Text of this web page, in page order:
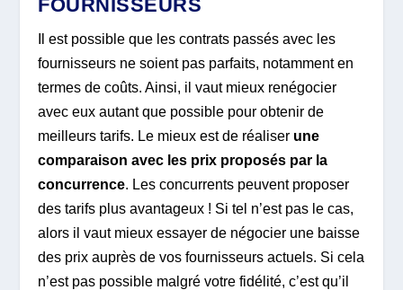
FOURNISSEURS
Il est possible que les contrats passés avec les
fournisseurs ne soient pas parfaits, notamment en
termes de coûts. Ainsi, il vaut mieux renégocier
avec eux autant que possible pour obtenir de
meilleurs tarifs. Le mieux est de réaliser une
comparaison avec les prix proposés par la
concurrence. Les concurrents peuvent proposer
des tarifs plus avantageux ! Si tel n’est pas le cas,
alors il vaut mieux essayer de négocier une baisse
des prix auprès de vos fournisseurs actuels. Si cela
n’est pas possible malgré votre fidélité, c’est qu’il